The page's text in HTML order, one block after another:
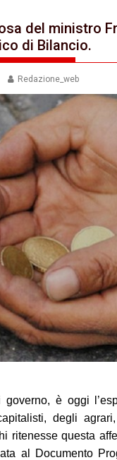
del ministro
di Bilancio.
Redazione_web
governo, è oggi
degli
ritenesse questa
al Documento